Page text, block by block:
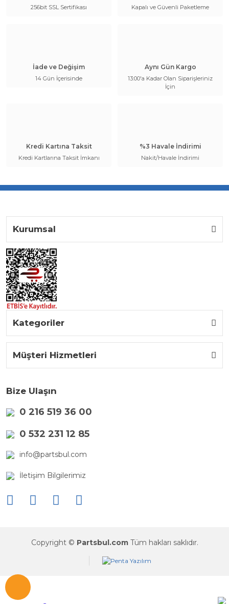
256bit SSL Sertifikası Kapalı ve Güvenli Paketleme
İade ve Değişim
14 Gün İçerisinde
Aynı Gün Kargo
13:00'a Kadar Olan Siparişleriniz
İçin
Kredi Kartına Taksit
Kredi Kartlarına Taksit İmkanı
%3 Havale İndirimi
Nakit/Havale İndirimi
Kurumsal
Kategoriler
Müşteri Hizmetleri
Bize Ulaşın
0 216 519 36 00
0 532 231 12 85
info@partsbul.com
İletişim Bilgilerimiz
Copyright © Partsbul.com Tüm hakları saklıdır.